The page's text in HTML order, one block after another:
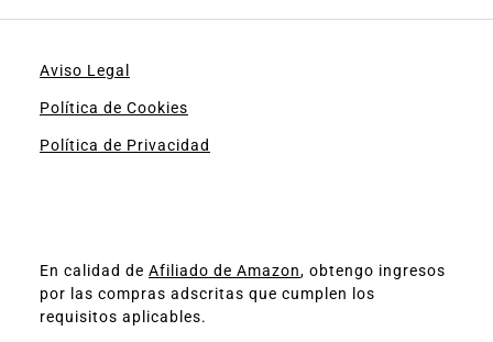
Aviso Legal
Política de Cookies
Política de Privacidad
En calidad de Afiliado de Amazon, obtengo ingresos
por las compras adscritas que cumplen los
requisitos aplicables.